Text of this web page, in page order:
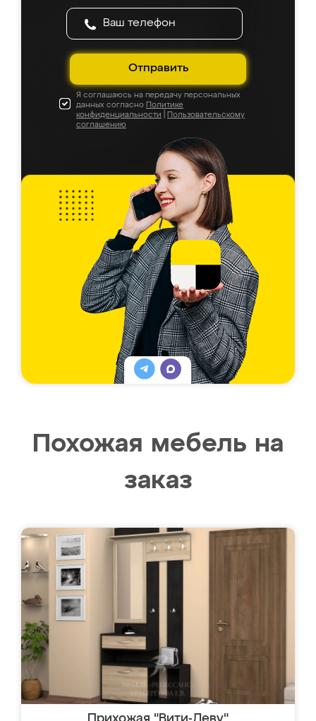
Отправить
Я соглашаюсь на передачу персональных
данных согласно Политике
конфиденциальности
Пользовательскому
соглашению
Похожая мебель на
заказ